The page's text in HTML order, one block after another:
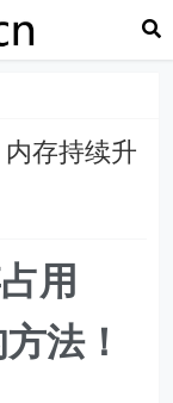
存持续升
用
法！